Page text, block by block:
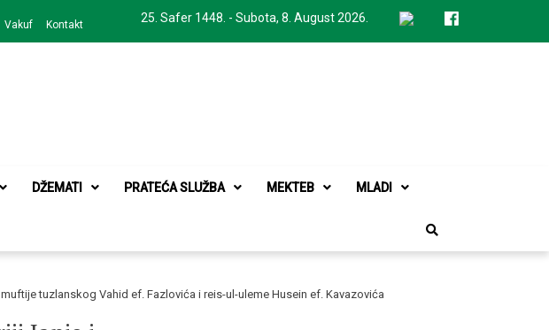
25. Safer 1448. - Subota, 8. August 2026.
Vakuf Kontakt
DŽEMATI PRATEĆA SLUŽBA MEKTEB MLADI
tuzlanskog Vahid ef. Fazlovića i reis-ul-uleme Husein ef. Kavazovića